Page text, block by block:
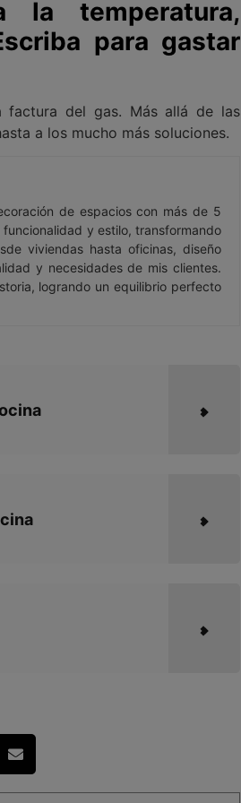
temperatura,
para gastar
del gas. Más allá de las
a los mucho más soluciones.
de espacios con más de 5
y estilo, transformando
viviendas hasta oficinas, diseño
y necesidades de mis clientes.
logrando un equilibrio perfecto